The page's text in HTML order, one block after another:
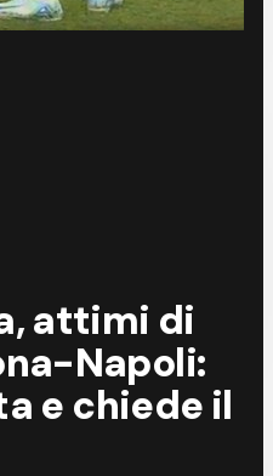
attimi di
Napoli:
e chiede il